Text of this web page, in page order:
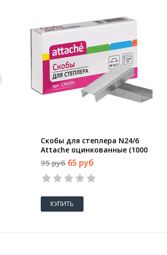
Скобы для степлера N24/6
Attache оцинкованные (1000
штук в упаковке)
95 руб 65 руб
КУПИТЬ